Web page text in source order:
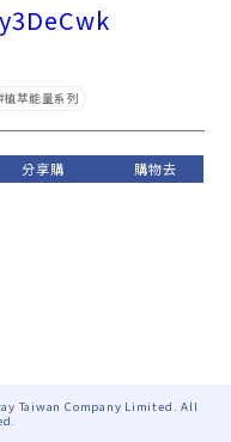
植萃能量系列
Taiwan Company Limited. All